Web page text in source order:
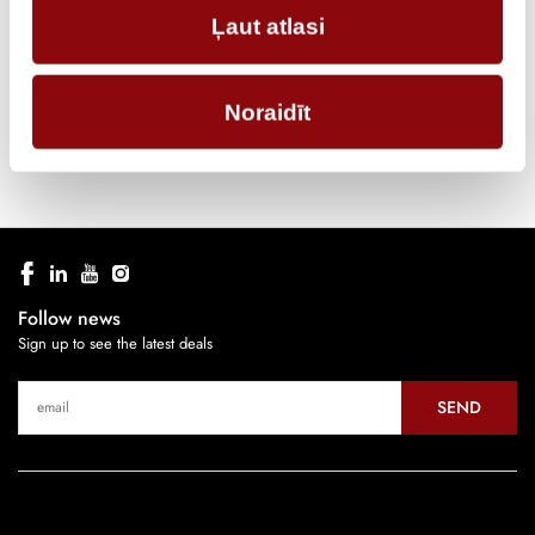
Ļaut atlasi
Noraidīt
Follow news
Sign up to see the latest deals
SEND